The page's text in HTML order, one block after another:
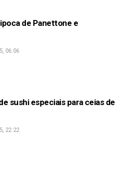
de Panettone e
06:06
sushi especiais para ceias de
22:22